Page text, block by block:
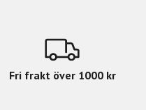
Fri frakt över 1000 kr